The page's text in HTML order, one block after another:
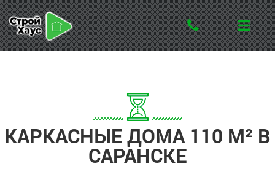
КАРКАСНЫЕ ДОМА 110 М² В
САРАНСКЕ